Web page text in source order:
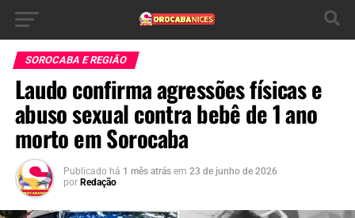
SOROCABA E REGIÃO
Laudo confirma agressões físicas e
abuso sexual contra bebê de 1 ano
morto em Sorocaba
Publicado há 1 mês atrás em 23 de junho de 2026
por Redação